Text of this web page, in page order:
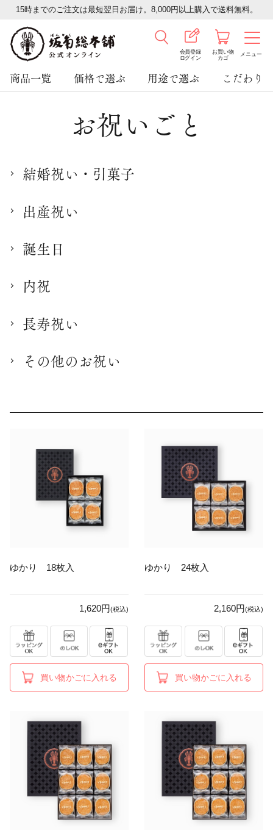
15時までのご注文は最短翌日お届け。8,000円以上購入で送料無料。
会員登録
ログイン
お買い物
カゴ
メニュー
商品一覧 価格で選ぶ 用途で選ぶ こだわり
お祝いごと
結婚祝い・引菓子
出産祝い
誕生日
内祝
長寿祝い
その他のお祝い
ゆかり 18枚入
1,620円(税込)
買い物かごに入れる
ゆかり 24枚入
2,160円(税込)
買い物かごに入れる